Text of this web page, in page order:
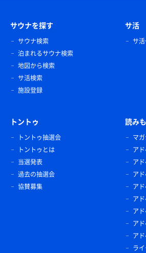
サウナを探す
サウナ検索
泊まれるサウナ検索
地図から検索
サ活検索
施設登録
サ活
サ
トントゥ
トントゥ抽選会
トントゥとは
当選発表
過去の抽選会
協賛募集
読み
マ
ア
ア
ア
ア
ア
ア
ア
ア
ラ